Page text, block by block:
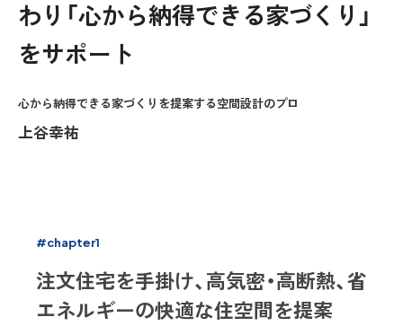
わり「心から納得できる家づくり」
をサポート
心から納得できる家づくりを提案する空間設計のプロ
上谷幸祐
#chapter1
注文住宅を手掛け、高気密・高断熱、省
エネルギーの快適な住空間を提案